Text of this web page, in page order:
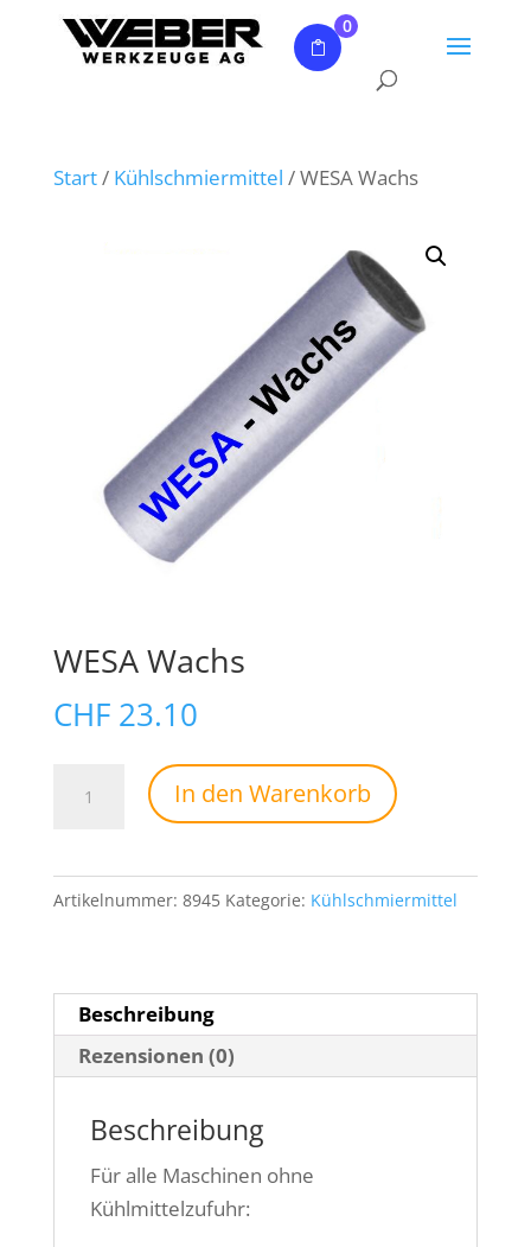
0
Start/ Kühlschmiermittel / WESA Wachs
WESA Wachs
CHF23.10
Wachs
In den Warenkorb
Artikelnummer: 8945 Kategorie: Kühlschmiermittel
Beschreibung
Rezensionen (0)
Beschreibung
Für alle Maschinen ohne
Kühlmittelzufuhr: